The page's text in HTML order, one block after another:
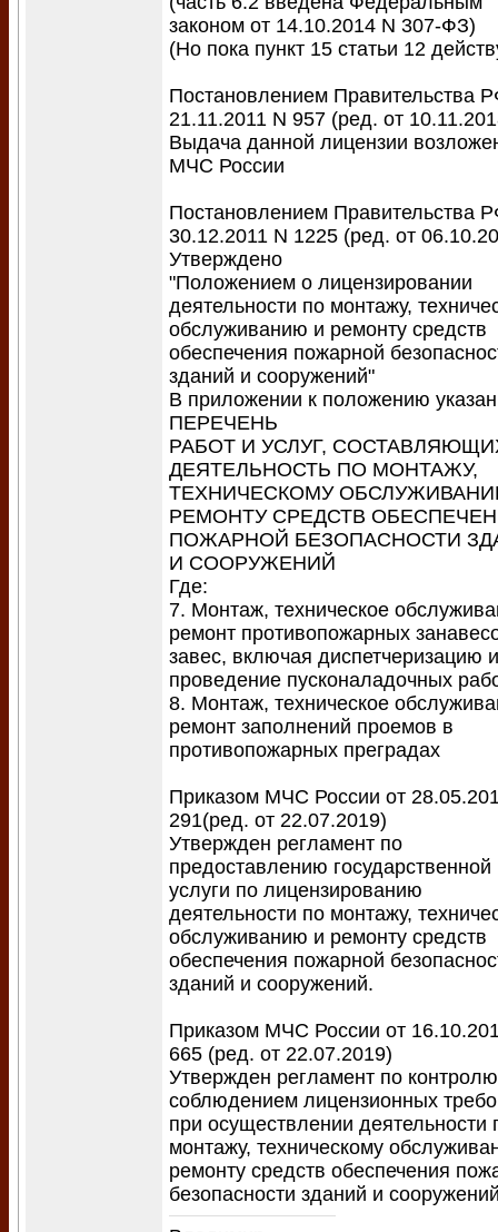
законом от 14.10.2014 N 307-ФЗ)
(Но пока пункт 15 статьи 12
Постановлением Правительства
21.11.2011 N 957 (ред. от
Выдача данной лицензии
МЧС России
Постановлением Правительства
30.12.2011 N 1225 (ред. от
Утверждено
"Положением о лицензировании
деятельности по монтажу,
обслуживанию и ремонту средств
обеспечения пожарной
зданий и сооружений"
В приложении к положению
ПЕРЕЧЕНЬ
РАБОТ И УСЛУГ,
ДЕЯТЕЛЬНОСТЬ ПО МОНТАЖУ,
ТЕХНИЧЕСКОМУ
РЕМОНТУ СРЕДСТВ
ПОЖАРНОЙ БЕЗОПАСНОСТИ
И СООРУЖЕНИЙ
Где:
7. Монтаж, техническое
ремонт противопожарных
завес, включая диспетчеризацию и
проведение пусконаладочных
8. Монтаж, техническое
ремонт заполнений проемов в
противопожарных преградах
Приказом МЧС России от
291(ред. от 22.07.2019)
Утвержден регламент по
предоставлению государственной
услуги по лицензированию
деятельности по монтажу,
обслуживанию и ремонту средств
обеспечения пожарной
зданий и сооружений.
Приказом МЧС России от
665 (ред. от 22.07.2019)
Утвержден регламент по
соблюдением лицензионных
при осуществлении деятельности
монтажу, техническому
ремонту средств обеспечения
безопасности зданий и